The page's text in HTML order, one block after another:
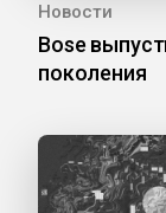
Новости
Bose
поколения